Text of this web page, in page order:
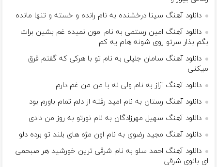
دانلود آهنگ سینا درخشنده به نام رانده و خسته و تنها مانده
دانلود آهنگ امین رستمی به نام امون نمیده غم بشین برات
بگم بذار سرتو روی شونه هام یه کم
دانلود آهنگ سامان جلیلی به نام تو با هرکی که گفتم فرق
میکنی
دانلود آهنگ آراز به نام ولی نه با من من غم دارم
دانلود آهنگ رستان به نام امید رفته از دلم تمام باورم بود
دانلود آهنگ سهیل مهرزادگان به نام نورتو به روز من دادی
دانلود آهنگ مجید رضوی به نام اون مژه های بلند تو برده دلو
دانلود آهنگ احمد سلو به نام شرقی ترین خورشید هر صبحمی
ای بانوی شرقی